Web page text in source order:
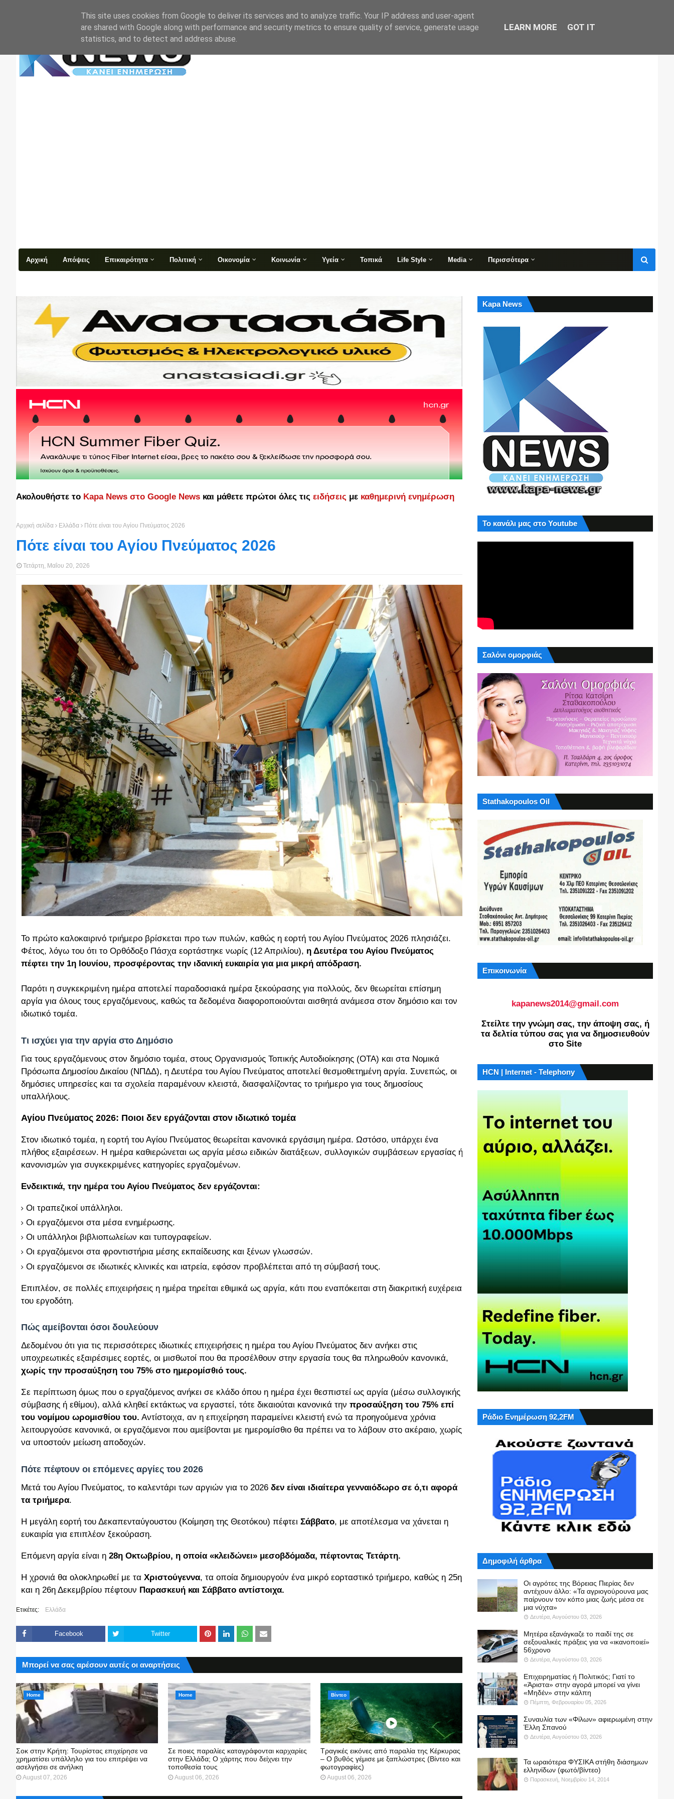
Αρχική Απόψεις Επικαιρότητα Πολιτική Οικονομία Κοινωνία Υγεία Τοπικά Life Style Media Περισσότερα
Ακολουθήστε το Kapa News στο Google News και μάθετε πρώτοι όλες τις ειδήσεις με καθημερινή ενημέρωση
Αρχική σελίδα Ελλάδα Πότε είναι του Αγίου Πνεύματος 2026
Πότε είναι του Αγίου Πνεύματος 2026
Τετάρτη, Μαΐου 20, 2026
Το πρώτο καλοκαιρινό τριήμερο βρίσκεται προ των πυλών, καθώς η εορτή του Αγίου Πνεύματος 2026 πλησιάζει.
Φέτος, λόγω του ότι το Ορθόδοξο Πάσχα εορτάστηκε νωρίς (12 Απριλίου), η Δευτέρα του Αγίου Πνεύματος
πέφτει την 1η Ιουνίου, προσφέροντας την ιδανική ευκαιρία για μια μικρή απόδραση.
Παρότι η συγκεκριμένη ημέρα αποτελεί παραδοσιακά ημέρα ξεκούρασης για πολλούς, δεν θεωρείται επίσημη
αργία για όλους τους εργαζόμενους, καθώς τα δεδομένα διαφοροποιούνται αισθητά ανάμεσα στον δημόσιο και τον
ιδιωτικό τομέα.
Τι ισχύει για την αργία στο Δημόσιο
Για τους εργαζόμενους στον δημόσιο τομέα, στους Οργανισμούς Τοπικής Αυτοδιοίκησης (ΟΤΑ) και στα Νομικά
Πρόσωπα Δημοσίου Δικαίου (ΝΠΔΔ), η Δευτέρα του Αγίου Πνεύματος αποτελεί θεσμοθετημένη αργία. Συνεπώς, οι
δημόσιες υπηρεσίες και τα σχολεία παραμένουν κλειστά, διασφαλίζοντας το τριήμερο για τους δημοσίους
υπαλλήλους.
Αγίου Πνεύματος 2026: Ποιοι δεν εργάζονται στον ιδιωτικό τομέα
Στον ιδιωτικό τομέα, η εορτή του Αγίου Πνεύματος θεωρείται κανονικά εργάσιμη ημέρα. Ωστόσο, υπάρχει ένα
πλήθος εξαιρέσεων. Η ημέρα καθιερώνεται ως αργία μέσω ειδικών διατάξεων, συλλογικών συμβάσεων εργασίας ή
κανονισμών για συγκεκριμένες κατηγορίες εργαζομένων.
Ενδεικτικά, την ημέρα του Αγίου Πνεύματος δεν εργάζονται:
Οι τραπεζικοί υπάλληλοι.
Οι εργαζόμενοι στα μέσα ενημέρωσης.
Οι υπάλληλοι βιβλιοπωλείων και τυπογραφείων.
Οι εργαζόμενοι στα φροντιστήρια μέσης εκπαίδευσης και ξένων γλωσσών.
Οι εργαζόμενοι σε ιδιωτικές κλινικές και ιατρεία, εφόσον προβλέπεται από τη σύμβασή τους.
Επιπλέον, σε πολλές επιχειρήσεις η ημέρα τηρείται εθιμικά ως αργία, κάτι που εναπόκειται στη διακριτική ευχέρεια
του εργοδότη.
Πώς αμείβονται όσοι δουλεύουν
Δεδομένου ότι για τις περισσότερες ιδιωτικές επιχειρήσεις η ημέρα του Αγίου Πνεύματος δεν ανήκει στις
υποχρεωτικές εξαιρέσιμες εορτές, οι μισθωτοί που θα προσέλθουν στην εργασία τους θα πληρωθούν κανονικά,
χωρίς την προσαύξηση του 75% στο ημερομίσθιό τους.
Σε περίπτωση όμως που ο εργαζόμενος ανήκει σε κλάδο όπου η ημέρα έχει θεσπιστεί ως αργία (μέσω συλλογικής
σύμβασης ή εθίμου), αλλά κληθεί εκτάκτως να εργαστεί, τότε δικαιούται κανονικά την προσαύξηση του 75% επί
του νομίμου ωρομισθίου του. Αντίστοιχα, αν η επιχείρηση παραμείνει κλειστή ενώ τα προηγούμενα χρόνια
λειτουργούσε κανονικά, οι εργαζόμενοι που αμείβονται με ημερομίσθιο θα πρέπει να το λάβουν στο ακέραιο, χωρίς
να υποστούν μείωση αποδοχών.
Πότε πέφτουν οι επόμενες αργίες του 2026
Μετά του Αγίου Πνεύματος, το καλεντάρι των αργιών για το 2026 δεν είναι ιδιαίτερα γενναιόδωρο σε ό,τι αφορά
τα τριήμερα.
Η μεγάλη εορτή του Δεκαπενταύγουστου (Κοίμηση της Θεοτόκου) πέφτει Σάββατο, με αποτέλεσμα να χάνεται η
ευκαιρία για επιπλέον ξεκούραση.
Επόμενη αργία είναι η 28η Οκτωβρίου, η οποία «κλειδώνει» μεσοβδόμαδα, πέφτοντας Τετάρτη.
Η χρονιά θα ολοκληρωθεί με τα Χριστούγεννα, τα οποία δημιουργούν ένα μικρό εορταστικό τριήμερο, καθώς η 25η
και η 26η Δεκεμβρίου πέφτουν Παρασκευή και Σάββατο αντίστοιχα.
Ετικέτες: Ελλάδα
Facebook Twitter
Μπορεί να σας αρέσουν αυτές οι αναρτήσεις
Home
Σοκ στην Κρήτη: Τουρίστας επιχείρησε να
χρηματίσει υπάλληλο για του επιτρέψει να
ασελγήσει σε ανήλικη
August 07, 2026
Home
Σε ποιες παραλίες καταγράφονται καρχαρίες
στην Ελλάδα; Ο χάρτης που δείχνει την
τοποθεσία τους
August 06, 2026
Βίντεο
Τραγικές εικόνες από παραλία της Κέρκυρας
– Ο βυθός γέμισε με ξαπλώστρες (Βίντεο και
φωτογραφίες)
August 06, 2026
Kapa News
Το κανάλι μας στο Youtube
Σαλόνι ομορφιάς
Stathakopoulos Oil
Επικοινωνία
kapanews2014@gmail.com
Στείλτε την γνώμη σας, την άποψη σας, ή
τα δελτία τύπου σας για να δημοσιευθούν
στο Site
HCN | Internet - Telephony
Ράδιο Ενημέρωση 92,2FM
Δημοφιλή άρθρα
Οι αγρότες της Βόρειας Πιερίας δεν
αντέχουν άλλο: «Τα αγριογούρουνα μας
παίρνουν τον κόπο μιας ζωής μέσα σε
μια νύχτα»
Δευτέρα, Αυγούστου 03, 2026
Μητέρα εξανάγκαζε το παιδί της σε
σεξουαλικές πράξεις για να «ικανοποιεί»
56χρονο
Δευτέρα, Αυγούστου 03, 2026
Επιχειρηματίας ή Πολιτικός; Γιατί το
«Άριστα» στην αγορά μπορεί να γίνει
«Μηδέν» στην κάλπη
Πέμπτη, Φεβρουαρίου 05, 2026
Συναυλία των «Φίλων» αφιερωμένη στην
Έλλη Σπανού
Δευτέρα, Αυγούστου 03, 2026
Τα ωραιότερα ΦΥΣΙΚΑ στήθη διάσημων
ελληνίδων (φωτό/βίντεο)
Παρασκευή, Νοεμβρίου 14, 2014
This site uses cookies from Google to deliver its services and to analyze traffic. Your IP address and user-agent
are shared with Google along with performance and security metrics to ensure quality of service, generate usage
statistics, and to detect and address abuse.
LEARN MORE GOT IT